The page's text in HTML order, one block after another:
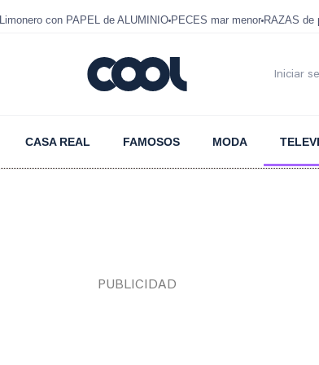
Limonero con PAPEL de ALUMINIO PECES mar menor RAZAS de
Iniciar
CASA REAL FAMOSOS MODA